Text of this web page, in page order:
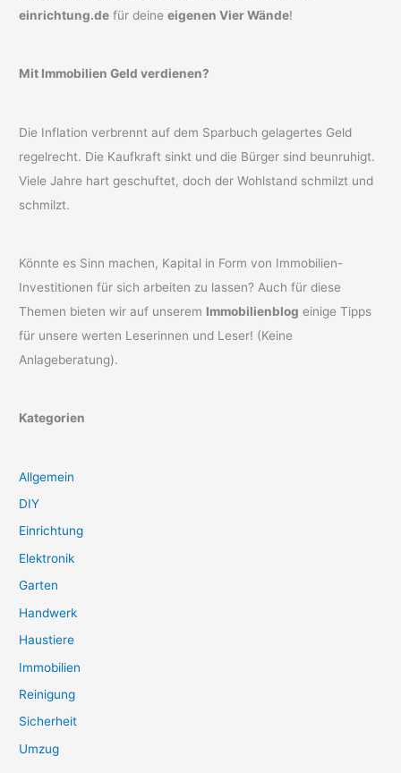
einrichtung.de für deineeigenen Vier Wände!
Mit Immobilien Geld verdienen?
Die Inflation verbrennt auf dem Sparbuch gelagertes Geld
regelrecht. Die Kaufkraft sinkt und die Bürger sind beunruhigt.
Viele Jahre hart geschuftet, doch der Wohlstand schmilzt und
schmilzt.
Könnte es Sinn machen, Kapital in Form von Immobilien-
Investitionen für sich arbeiten zu lassen? Auch für diese
Themen bieten wir auf unserem Immobilienblog einige Tipps
für unsere werten Leserinnen und Leser! (Keine
Anlageberatung).
Kategorien
Allgemein
DIY
Einrichtung
Elektronik
Garten
Handwerk
Haustiere
Immobilien
Reinigung
Sicherheit
Umzug